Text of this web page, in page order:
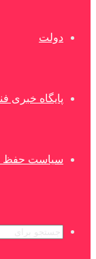
دولت
پایگاه خبری
سیاست حفظ